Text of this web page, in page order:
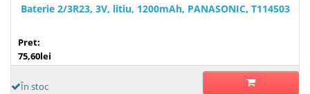
Baterie 2/3R23, 3V, litiu, 1200mAh, PANASONIC, T114503
Pret:
75,60lei
În stoc